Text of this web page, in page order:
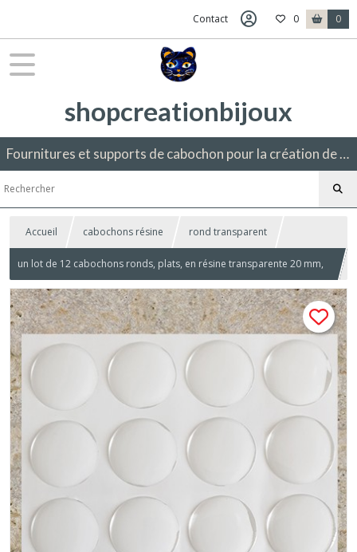
Contact 0 0
shopcreationbijoux
Fournitures et supports de cabochon pour la création de bijoux fantaisie.
Accueil cabochons résine rond transparent
un lot de 12 cabochons ronds, plats, en résine transparente 20 mm,
autocollants